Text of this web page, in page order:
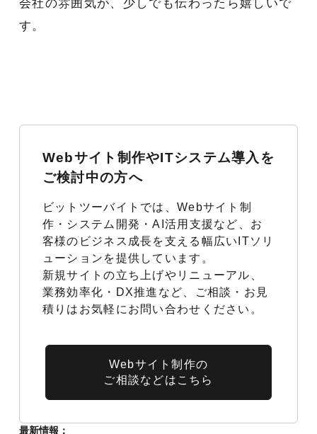
会社の雰囲気が、少しでも伝わったら嬉しいで
す。
Webサイト制作やITシステム導入を
ご検討中の方へ
ビットツーバイトでは、Webサイト制
作・システム開発・AI活用支援など、お
客様のビジネス成長を支える幅広いITソリ
ューションを提供しています。
新規サイトの立ち上げやリニューアル、
業務効率化・DX推進など、ご相談・お見
積りはお気軽にお問い合わせください。
Webサイト制作の
ご相談などはこちら
最新情報：